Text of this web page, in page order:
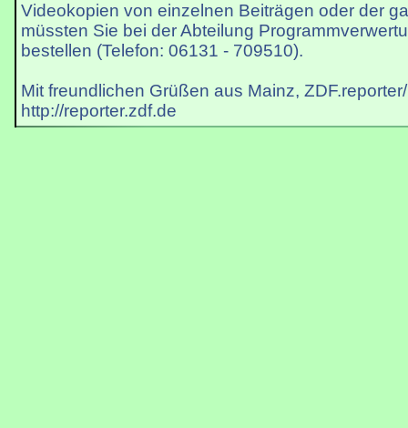
Videokopien von einzelnen Beiträgen oder der
müssten Sie bei der Abteilung
bestellen (Telefon: 06131 - 709510).
Mit freundlichen Grüßen aus Mainz,
http://reporter.zdf.de